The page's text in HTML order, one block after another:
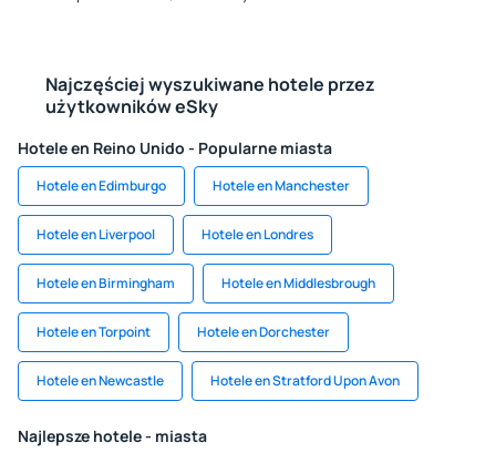
Najczęściej wyszukiwane hotele przez
użytkowników eSky
Hotele en Reino Unido - Popularne miasta
Hotele en Edimburgo Hotele en Manchester
Hotele en Liverpool Hotele en Londres
Hotele en Birmingham Hotele en Middlesbrough
Hotele en Torpoint Hotele en Dorchester
Hotele en Newcastle Hotele en Stratford Upon Avon
Najlepsze hotele - miasta